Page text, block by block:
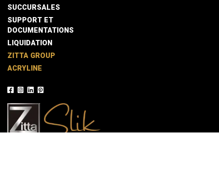
SUCCURSALES
SUPPORT ET
DOCUMENTATIONS
LIQUIDATION
ZITTA GROUP
ACRYLINE